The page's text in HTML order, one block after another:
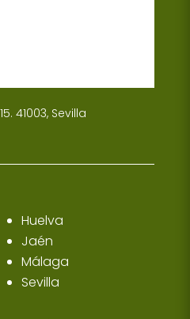
41003, Sevilla
Huelva
Jaén
Málaga
Sevilla